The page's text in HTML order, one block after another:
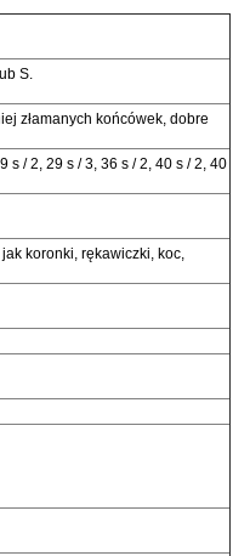
S.
złamanych końcówek, dobre
s / 2, 29 s / 3, 36 s / 2, 40 s / 2, 40
koronki, rękawiczki, koc,